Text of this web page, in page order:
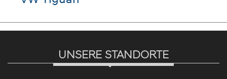
UNSERE STANDORTE